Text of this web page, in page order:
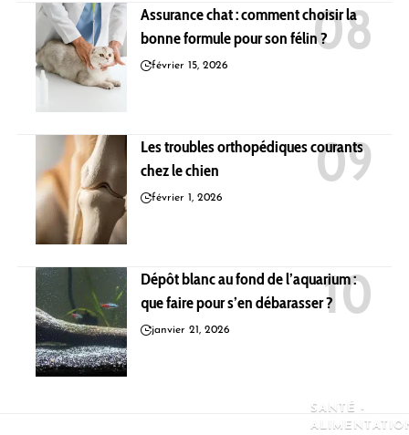
Assurance chat : comment choisir la
bonne formule pour son félin ?
février 15, 2026
Les troubles orthopédiques courants
chez le chien
février 1, 2026
Dépôt blanc au fond de l’aquarium :
que faire pour s’en débarasser ?
janvier 21, 2026
SANTÉ -